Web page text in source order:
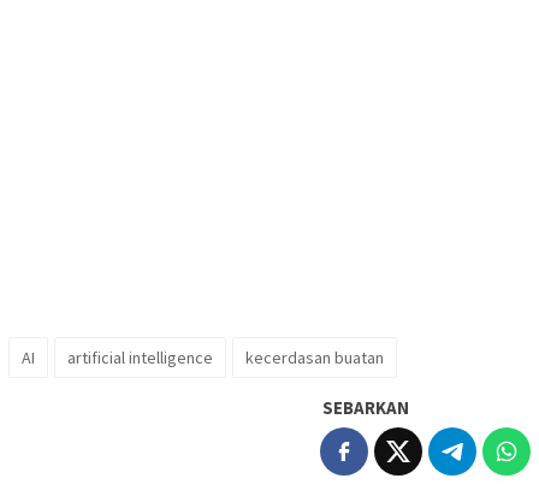
AI artificial intelligence kecerdasan buatan
SEBARKAN